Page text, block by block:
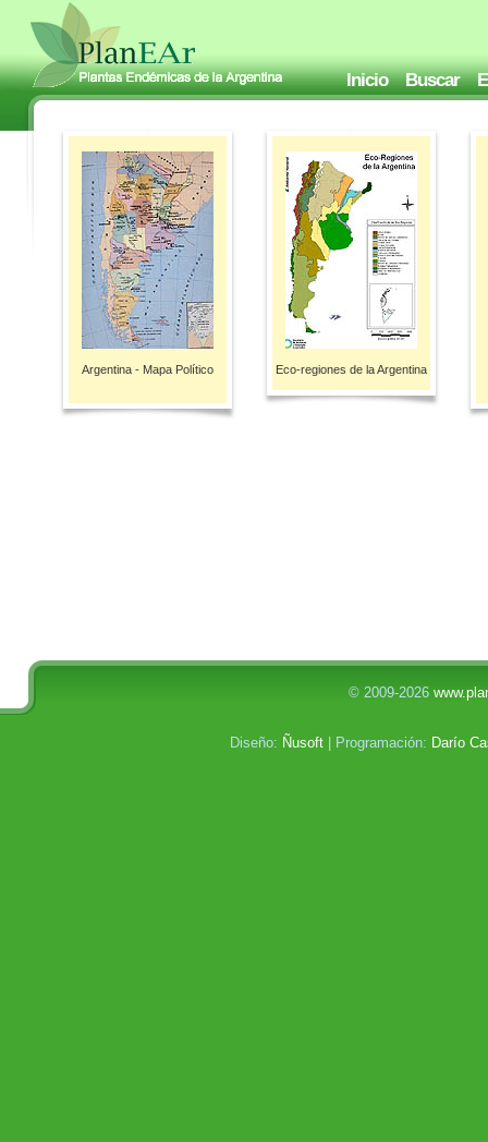
Inicio Buscar
Argentina - Mapa Político Eco-regiones de la Argentina
© 2009-2026
Diseño: Ñusoft | Programación: Darío